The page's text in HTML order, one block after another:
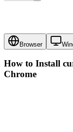
Browser
How to Install
Chrome